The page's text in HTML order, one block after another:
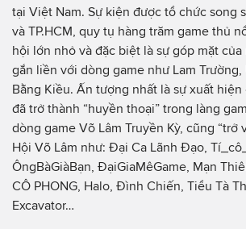
tại Việt Nam. Sự kiện được tổ chức song
và TP.HCM, quy tụ hàng trăm game thủ
hội lớn nhỏ và đặc biệt là sự góp mặt
gắn liền với dòng game như Lam Trường,
Bằng Kiều. Ấn tượng nhất là sự xuất
đã trở thành “huyền thoại” trong làng
dòng game Võ Lâm Truyền Kỳ, cũng “trở
Hội Võ Lâm như: Đại Ca Lãnh Đạo,
ÔngBàGiàBạn, ĐạiGiaMêGame, Mạn
CÔ PHONG, Halo, Đình Chiến, Tiểu Tà
Excavator…